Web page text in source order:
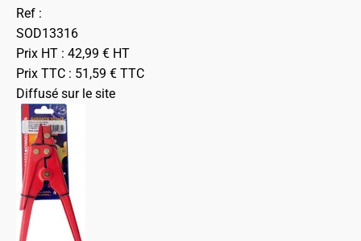
Ref :
SOD13316
Prix HT : 42,99 € HT
Prix TTC : 51,59 € TTC
Diffusé sur le site